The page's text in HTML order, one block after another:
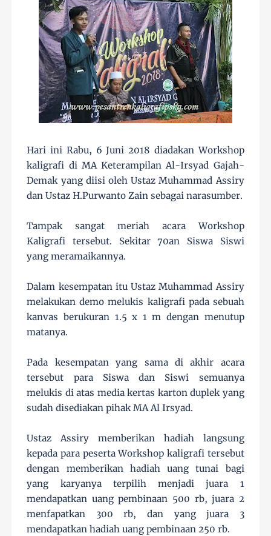
Hari ini Rabu, 6 Juni 2018 diadakan Workshop
kaligrafi di MA Keterampilan Al-Irsyad Gajah-
Demak yang diisi oleh Ustaz Muhammad Assiry
dan Ustaz H.Purwanto Zain sebagai narasumber.
Tampak sangat meriah acara Workshop
Kaligrafi tersebut. Sekitar 70an Siswa Siswi
yang meramaikannya.
Dalam kesempatan itu Ustaz Muhammad Assiry
melakukan demo melukis kaligrafi pada sebuah
kanvas berukuran 1.5 x 1 m dengan menutup
matanya.
Pada kesempatan yang sama di akhir acara
tersebut para Siswa dan Siswi semuanya
melukis di atas media kertas karton duplek yang
sudah disediakan pihak MA Al Irsyad.
Ustaz Assiry memberikan hadiah langsung
kepada para peserta Workshop kaligrafi tersebut
dengan memberikan hadiah uang tunai bagi
yang karyanya terpilih menjadi juara 1
mendapatkan uang pembinaan 500 rb, juara 2
menfapatkan 300 rb, dan yang juara 3
mendapatkan hadiah uang pembinaan 250 rb.